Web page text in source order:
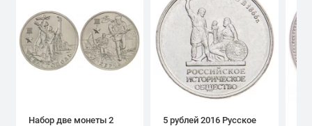
Набор две монеты 2
5 рублей 2016 Русское